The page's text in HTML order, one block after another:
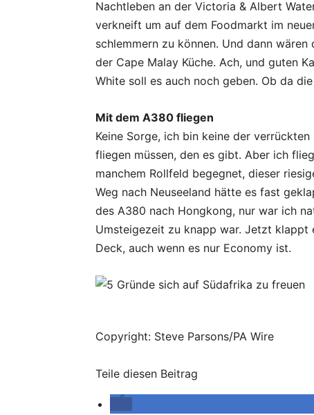
Nachtleben an der Victoria & Albert
verkneift um auf dem Foodmarkt im
schlemmern zu können. Und dann
der Cape Malay Küche. Ach, und guten
White soll es auch noch geben. Ob da
Mit dem A380 fliegen
Keine Sorge, ich bin keine der
fliegen müssen, den es gibt. Aber ich
manchem Rollfeld begegnet, dieser
Weg nach Neuseeland hätte es fast
des A380 nach Hongkong, nur war ich
Umsteigezeit zu knapp war. Jetzt klappt
Deck, auch wenn es nur Economy ist.
Copyright: Steve Parsons/PA Wire
Teile diesen Beitrag